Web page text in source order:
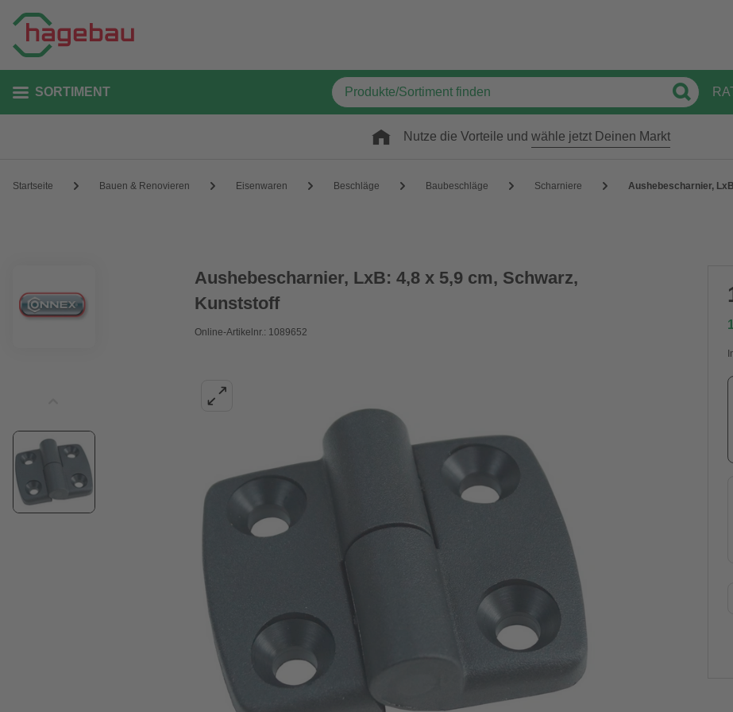
SORTIMENT
Nutze die Vorteile und wähle jetzt Deinen Markt
Startseite Bauen & Renovieren Eisenwaren Beschläge Baubeschläge Scharniere Aushebescharnier,
Aushebescharnier, LxB: 4,8 x 5,9 cm, Schwarz,
Kunststoff
Online-Artikelnr.: 1089652